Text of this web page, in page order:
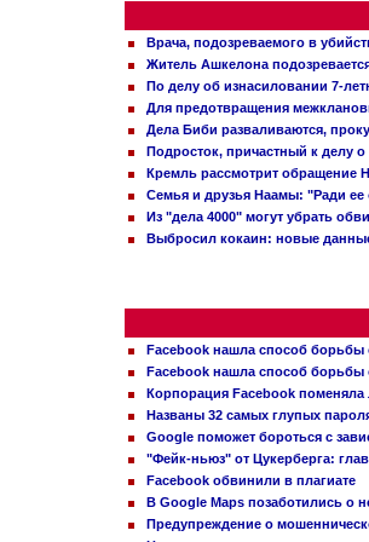
Врача, подозреваемого в
Житель Ашкелона
По делу об изнасиловании 7-
Для предотвращения
Дела Биби разваливаются,
Подросток, причастный к делу
Кремль рассмотрит обращение
Семья и друзья Наамы: "Ради
Из "дела 4000" могут убрать
Выбросил кокаин: новые
Facebook нашла способ борьбы
Facebook нашла способ борьбы
Корпорация Facebook поменяла
Названы 32 самых глупых
Google поможет бороться с
"Фейк-ньюз" от Цукерберга:
Facebook обвинили в плагиате
В Google Maps позаботились о
Предупреждение о